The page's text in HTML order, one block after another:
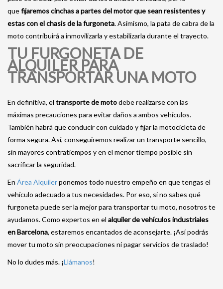
quefijaremos cinchas a partes del motor que sean resistentes y
estas con el chasis de la furgoneta. Asimismo, la pata de cabra de la
moto contribuirá a inmovilizarla y estabilizarla durante el trayecto.
TU FURGONETA DE
ALQUILER PARA
TRANSPORTAR UNA MOTO
En definitiva, el transporte de motodebe realizarse con las
máximas precauciones para evitar daños a ambos vehículos.
También habrá que conducir con cuidado y fijar la motocicleta de
forma segura. Así, conseguiremos realizar un transporte sencillo,
sin mayores contratiempos y en el menor tiempo posible sin
sacrificar la seguridad.
En Área Alquilerponemos todo nuestro empeño en que tengas el
vehículo adecuado a tus necesidades. Por eso, si no sabes qué
furgoneta puede ser la mejor para transportar tu moto, nosotros te
ayudamos. Como expertos en el alquiler de vehículos industriales
en Barcelona, estaremos encantados de aconsejarte. ¡Así podrás
mover tu moto sin preocupaciones ni pagar servicios de traslado!
No lo dudes más. ¡Llámanos!